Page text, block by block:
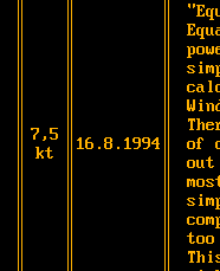
7,5
kt
16.8.1994
of
out